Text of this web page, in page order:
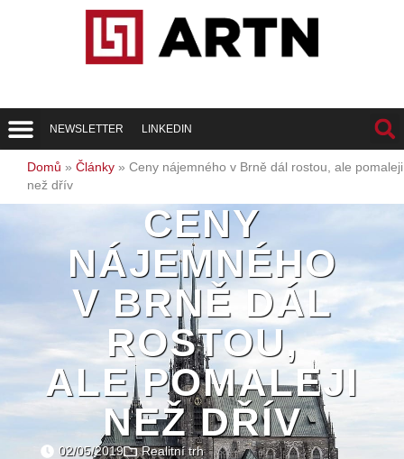
NEWSLETTER LINKEDIN
Domů » Články » Ceny nájemného v Brně dál rostou, ale pomaleji
než dřív
CENY
NÁJEMNÉHO
V BRNĚ DÁL
ROSTOU,
ALE POMALEJI
NEŽ DŘÍV
02/05/2019 Realitní trh